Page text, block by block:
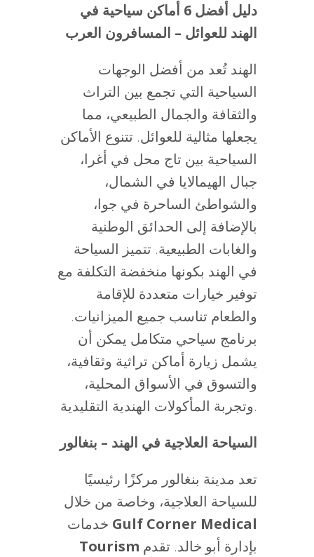
دليل أفضل 6 أماكن سياحية في
الهند للعوائل – المسافرون العرب
الهند تُعد من أفضل الوجهات
السياحية التي تجمع بين التراث
والثقافة والجمال الطبيعي، مما
يجعلها مثالية للعوائل. تتنوع الأماكن
السياحية بين تاج محل في أغرا،
جبال الهيمالايا في الشمال،
والشواطئ الساحرة في جوا،
بالإضافة إلى الحدائق الوطنية
والغابات الطبيعية. تتميز السياحة
في الهند بكونها منخفضة التكلفة مع
توفير خيارات متعددة للإقامة
والطعام تناسب جميع الميزانيات.
برنامج سياحي متكامل يمكن أن
يشمل زيارة أماكن تراثية وثقافية،
والتسوق في الأسواق المحلية،
وتجربة المأكولات الهندية التقليدية.
السياحة العلاجية في الهند – بنغالور
تعد مدينة بنغالور مركزًا رئيسيًا
للسياحة العلاجية، وخاصة من خلال
Gulf Corner Medical
Tourism